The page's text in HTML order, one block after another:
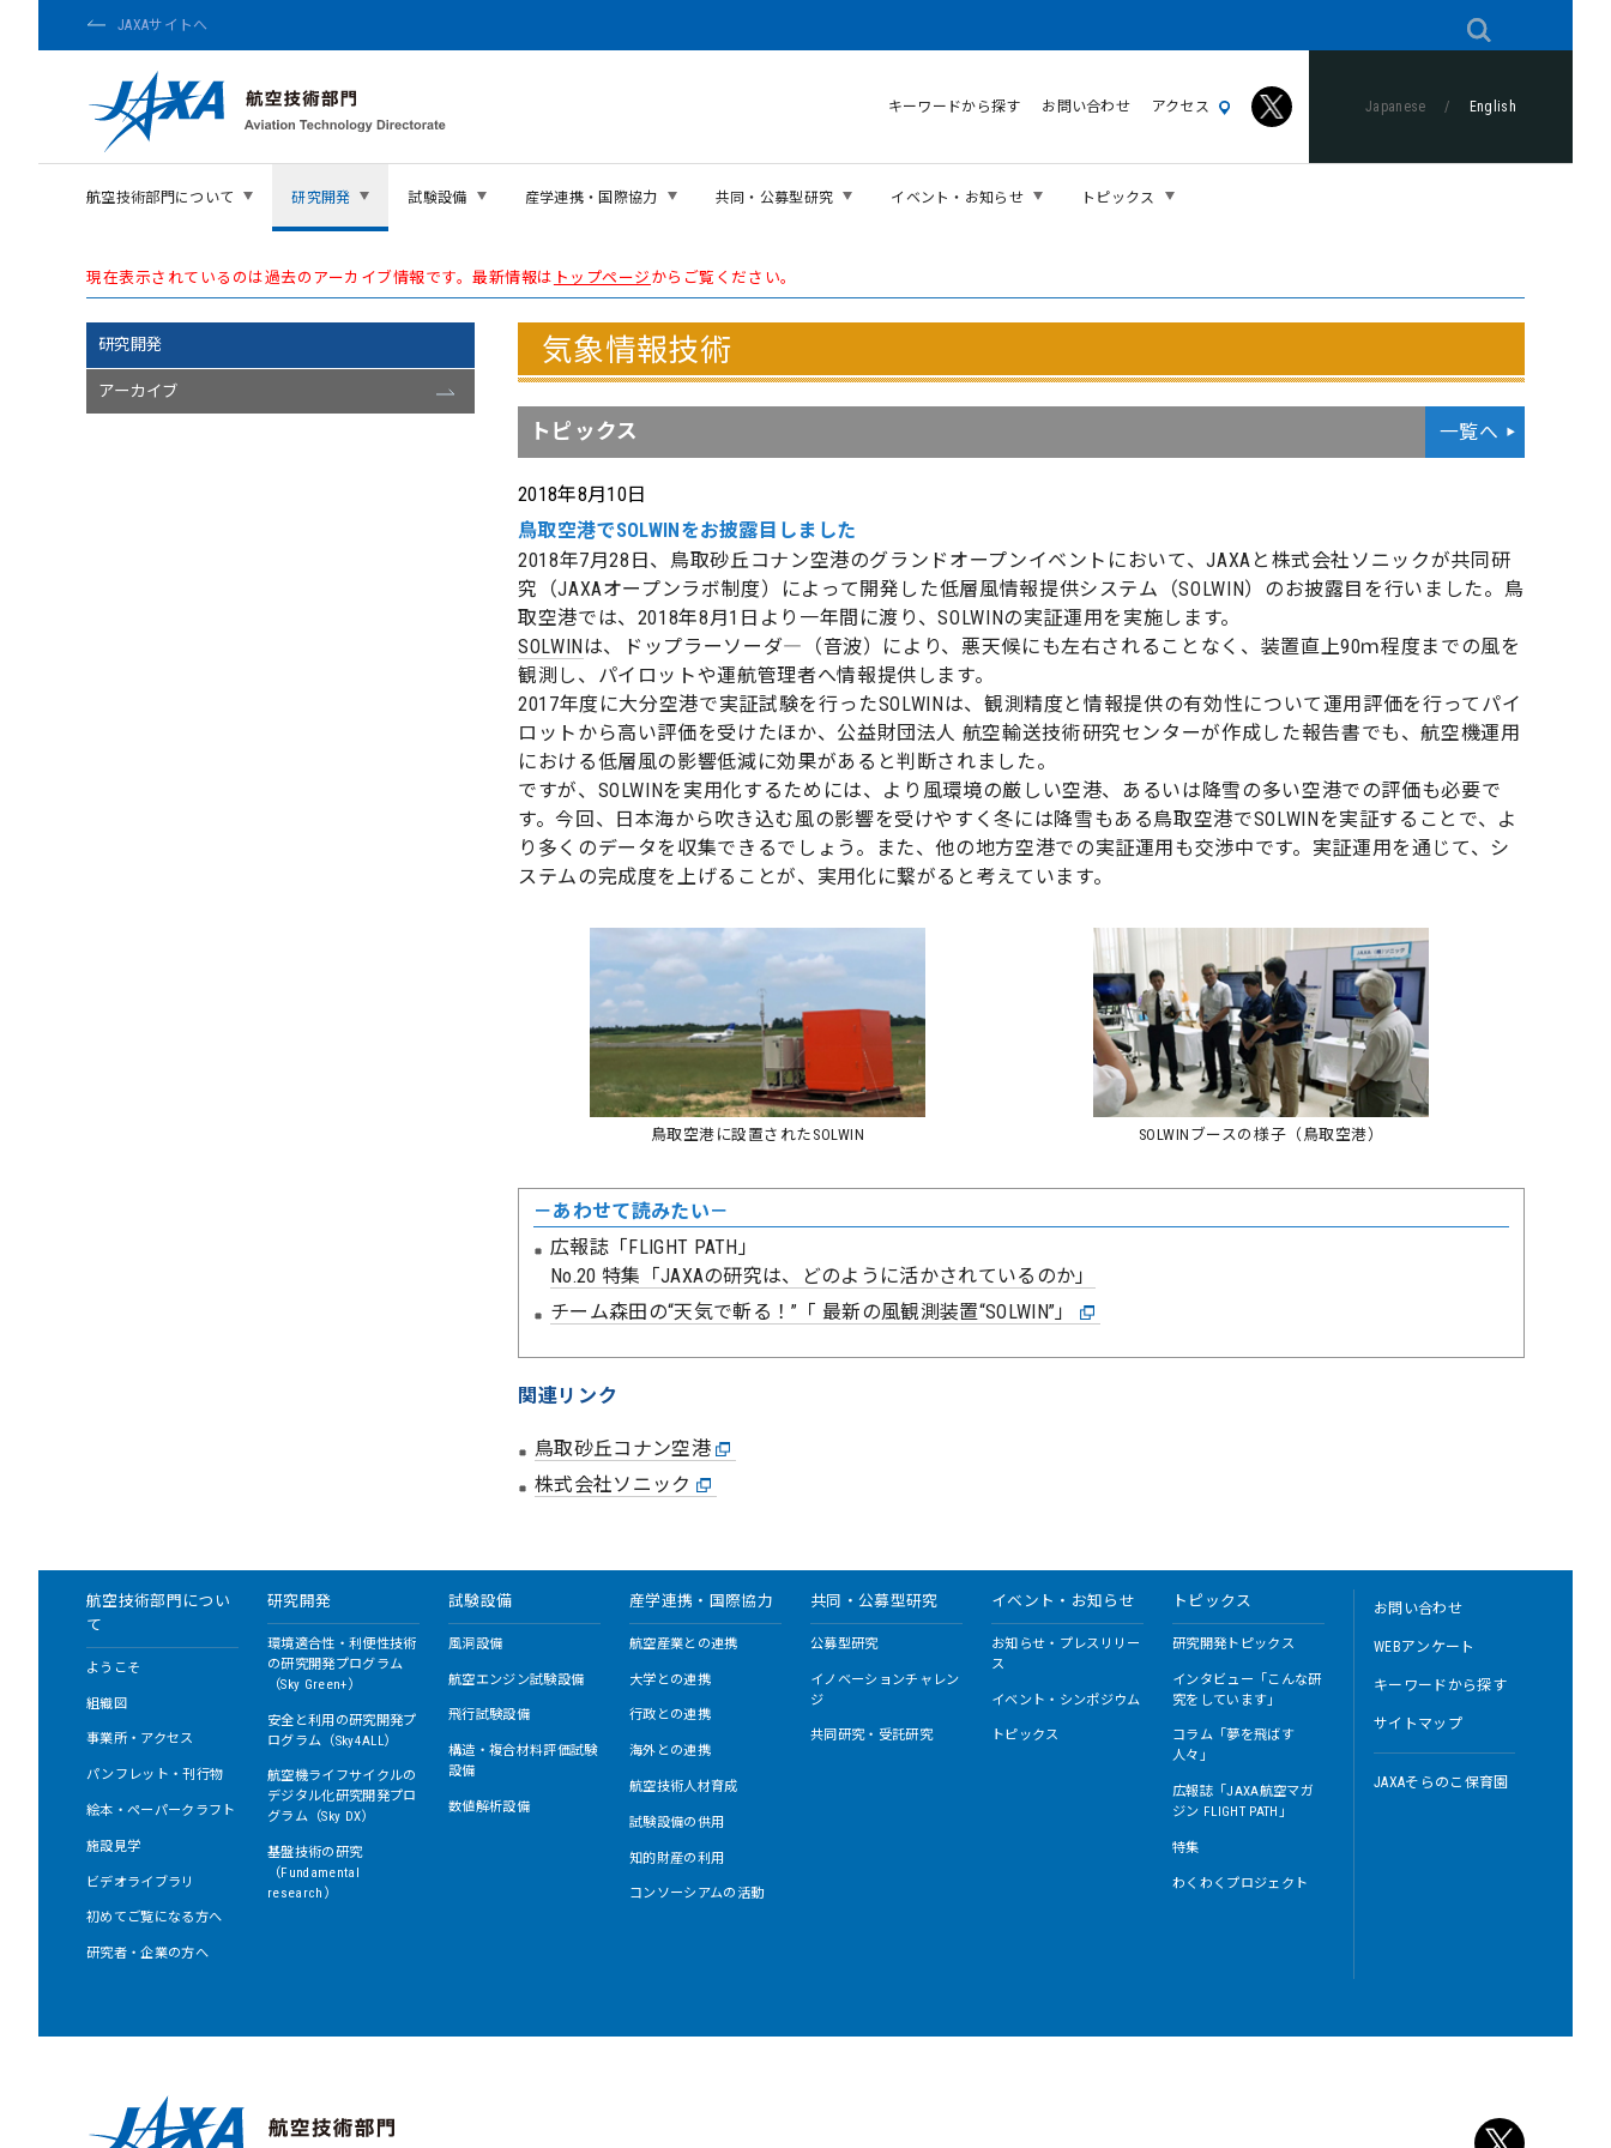
JAXAサイトへ
キーワードから探す お問い合わせ アクセス Japanese / English
航空技術部門について 研究開発 試験設備 産学連携・国際協力 共同・公募型研究 イベント・お知らせ トピックス
現在表示されているのは過去のアーカイブ情報です。最新情報は トップページ からご覧ください。
気象情報技術
トピックス 一覧へ
2018年8月10日
鳥取空港でSOLWINをお披露目しました
2018年7月28日、鳥取砂丘コナン空港のグランドオープンイベントにおいて、JAXAと株式会社ソニックが共同研
究（JAXAオープンラボ制度）によって開発した低層風情報提供システム（SOLWIN）のお披露目を行いました。鳥
取空港では、2018年8月1日より一年間に渡り、SOLWINの実証運用を実施します。
SOLWINは、ドップラーソーダ―（音波）により、悪天候にも左右されることなく、装置直上90ｍ程度までの風を
観測し、パイロットや運航管理者へ情報提供します。
2017年度に大分空港で実証試験を行ったSOLWINは、観測精度と情報提供の有効性について運用評価を行ってパイ
ロットから高い評価を受けたほか、公益財団法人 航空輸送技術研究センターが作成した報告書でも、航空機運用
における低層風の影響低減に効果があると判断されました。
ですが、SOLWINを実用化するためには、より風環境の厳しい空港、あるいは降雪の多い空港での評価も必要で
す。今回、日本海から吹き込む風の影響を受けやすく冬には降雪もある鳥取空港でSOLWINを実証することで、よ
り多くのデータを収集できるでしょう。また、他の地方空港での実証運用も交渉中です。実証運用を通じて、シ
ステムの完成度を上げることが、実用化に繋がると考えています。
鳥取空港に設置されたSOLWIN SOLWINブースの様子（鳥取空港）
－あわせて読みたい－
広報誌「FLIGHT PATH」
No.20 特集「JAXAの研究は、どのように活かされているのか」
チーム森田の“天気で斬る！”「 最新の風観測装置“SOLWIN”」
関連リンク
鳥取砂丘コナン空港
株式会社ソニック
研究開発
アーカイブ
航空技術部門につい
て
ようこそ
組織図
事業所・アクセス
パンフレット・刊行物
絵本・ペーパークラフト
施設見学
ビデオライブラリ
初めてご覧になる方へ
研究者・企業の方へ
研究開発
環境適合性・利便性技術
の研究開発プログラム
（Sky Green+）
安全と利用の研究開発プ
ログラム（Sky4ALL）
航空機ライフサイクルの
デジタル化研究開発プロ
グラム（Sky DX）
基盤技術の研究
（Fundamental
research）
試験設備
風洞設備
航空エンジン試験設備
飛行試験設備
構造・複合材料評価試験
設備
数値解析設備
産学連携・国際協力
航空産業との連携
大学との連携
行政との連携
海外との連携
航空技術人材育成
試験設備の供用
知的財産の利用
コンソーシアムの活動
共同・公募型研究
公募型研究
イノベーションチャレン
ジ
共同研究・受託研究
イベント・お知らせ
お知らせ・プレスリリー
ス
イベント・シンポジウム
トピックス
トピックス
研究開発トピックス
インタビュー「こんな研
究をしています」
コラム「夢を飛ばす
人々」
広報誌「JAXA航空マガ
ジン FLIGHT PATH」
特集
わくわくプロジェクト
お問い合わせ
WEBアンケート
キーワードから探す
サイトマップ
JAXAそらのこ保育園